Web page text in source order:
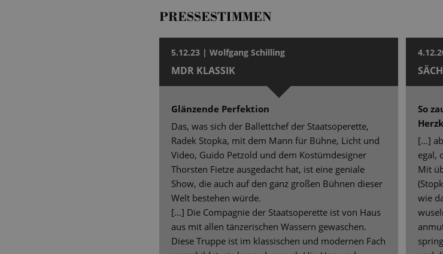
PRESSESTIMMEN
5.12.23 | Wolfgang Schilling
MDR KLASSIK
Glänzende Perfektion
Das, was sich der Ballettchef der Staatsoperette,
Radek Stopka, mit dem Mann für Bühne, Licht und
Video, Guido Petzold und dem Kostümdesigner
Thorsten Fietze ausgedacht hat, ist eine geniale
Show, die auch auf den ganz großen Bühnen dieser
Welt bestehen würde.
[…] Die Compagnie der Staatsoperette ist von Haus
aus mit allen tänzerischen Wassern gewaschen.
Diese Truppe ist im klassischen und modernen Fach
So
[…]
egal,
Mit
wie